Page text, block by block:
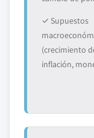
✓ Supuestos
(crecimiento
inflación,